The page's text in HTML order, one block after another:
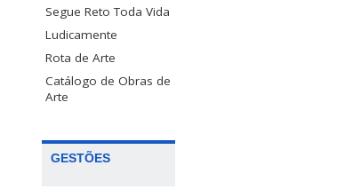
Segue Reto Toda Vida
Ludicamente
Rota de Arte
Catálogo de Obras de
Arte
GESTÕES